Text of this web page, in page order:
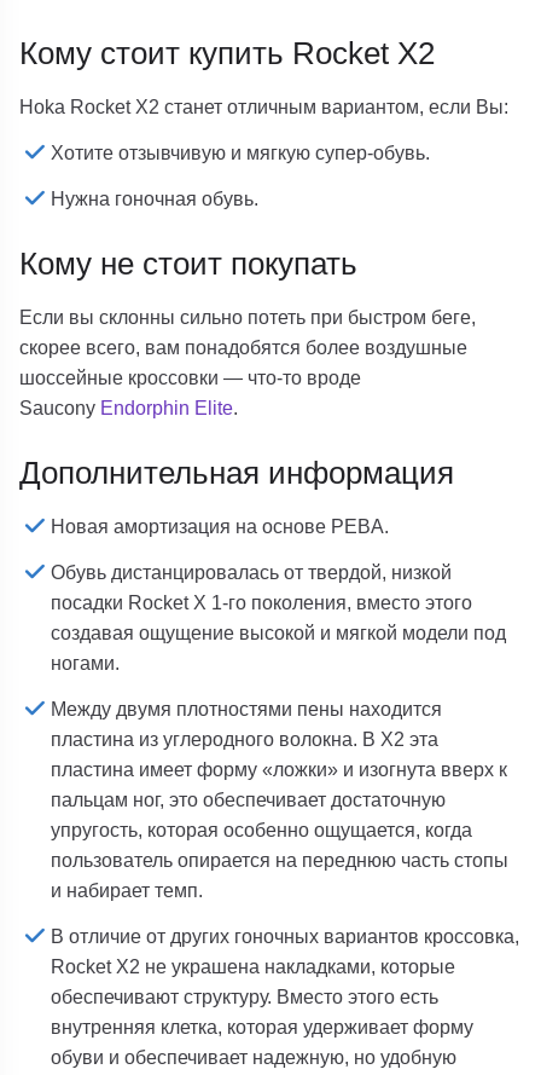
Кому стоит купить Rocket X2
Hoka Rocket X2 станет отличным вариантом, если Вы:
Хотите отзывчивую и мягкую супер-обувь.
Нужна гоночная обувь.
Кому не стоит покупать
Если вы склонны сильно потеть при быстром беге,
скорее всего, вам понадобятся более воздушные
шоссейные кроссовки — что-то вроде
Saucony Endorphin Elite.
Дополнительная информация
Новая амортизация на основе PEBA.
Обувь дистанцировалась от твердой, низкой
посадки Rocket X 1-го поколения, вместо этого
создавая ощущение высокой и мягкой модели под
ногами.
Между двумя плотностями пены находится
пластина из углеродного волокна. В X2 эта
пластина имеет форму «ложки» и изогнута вверх к
пальцам ног, это обеспечивает достаточную
упругость, которая особенно ощущается, когда
пользователь опирается на переднюю часть стопы
и набирает темп.
В отличие от других гоночных вариантов кроссовка,
Rocket X2 не украшена накладками, которые
обеспечивают структуру. Вместо этого есть
внутренняя клетка, которая удерживает форму
обуви и обеспечивает надежную, но удобную